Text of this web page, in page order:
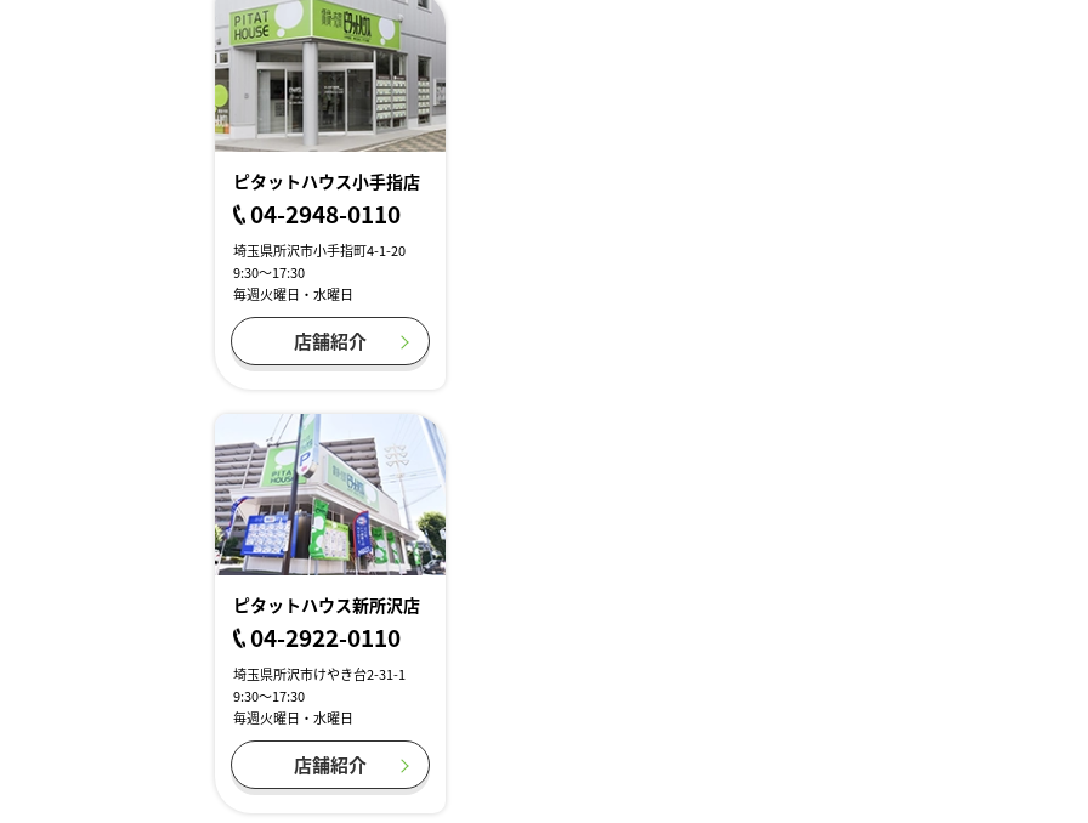
ピタットハウス小手指店
04-2948-0110
埼玉県所沢市小手指町4-1-20
9:30～17:30
毎週火曜日・水曜日
店舗紹介
ピタットハウス新所沢店
04-2922-0110
埼玉県所沢市けやき台2-31-1
9:30～17:30
毎週火曜日・水曜日
店舗紹介